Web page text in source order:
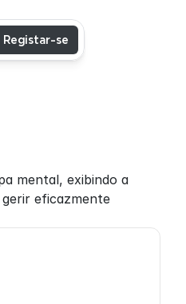
mental, exibindo a
eficazmente
Registar-se